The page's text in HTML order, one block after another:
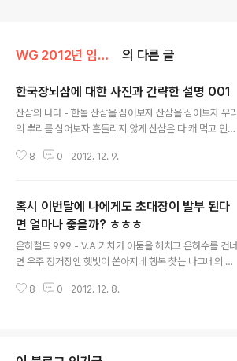
WG 2012년 임진년 기록 의 다른 글
한국장뇌삼에 대한 사진과 간략한 설명 001
산삼의 나라 - 한돌 산삼을 심어보자 산삼을 심어보자 우리
의 뿌리를 심어보자 흔들리지 않게 산삼은 다 캐 먹고 인삼
대는 멀쩡하지 희멀건 인삼이여 바로 그것이 우리의 모습
나약해진 내 겨레여 우리는 어디로 가고있나 우리는 누구
인가 병든 내 나라여 신음하는 내 나라여 어디가 그렇게 아
픈거냐 산삼이 없다더냐 산삼을 심어 보자 산삼을 심어 보
자 우리의 뿌리를 심어 보자 흔들리지 않게 이 산 저 산 모
라 백두산에 산신령님 지리산에 산신령님 이제는 하나가
8 0 2012. 12. 9.
혹시 이번달에 나에게도 초대장이 발부 된다
면 얼마나 좋을까? ㅎㅎㅎ
은하철도 999 - V.A 기차가 어둠을 헤치고 은하수를 건너
면 우주 정거장엔 햇빛이 쏟아지네 행복 찾는 나그네의 눈
아오르네 힘차게 달려라 은하철도 999 힘차게 달려라 은
물이 가득차 있네 힘차게 달려라 은하철도 999 힘차게 달
8 0 2012. 12. 8.